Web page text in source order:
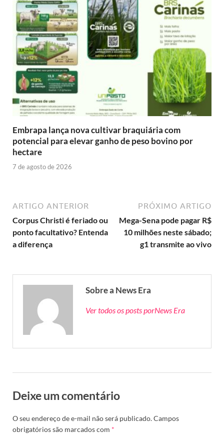
Embrapa lança nova cultivar braquiária com
potencial para elevar ganho de peso bovino por
hectare
7 de agosto de 2026
ARTIGO ANTERIOR
Corpus Christi é feriado ou
ponto facultativo? Entenda
a diferença
PRÓXIMO ARTIGO
Mega-Sena pode pagar R$
10 milhões neste sábado;
g1 transmite ao vivo
Sobre a News Era
Ver todos os posts porNews Era
Deixe um comentário
O seu endereço de e-mail não será publicado.Campos
obrigatórios são marcados com *